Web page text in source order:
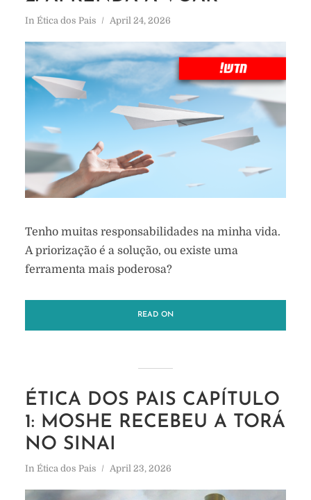
In Ética dos Pais April 24, 2026
Tenho muitas responsabilidades na minha vida.
A priorização é a solução, ou existe uma
ferramenta mais poderosa?
READ ON
ÉTICA DOS PAIS CAPÍTULO
1: MOSHE RECEBEU A TORÁ
NO SINAI
In Ética dos Pais April 23, 2026